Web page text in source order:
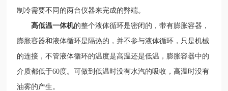
制冷需要不同的两台仪器来完成的弊端。
高低温一体机的整个液体循环是密闭的，带有膨胀容器，
膨胀容器和液体循环是隔热的，并不参与液体循环，只是机械
的连接，不管液体循环的温度是高温还是低温，膨胀容器中的
介质都低于60度。可做到低温时没有水汽的吸收，高温时没有
油雾的产生。